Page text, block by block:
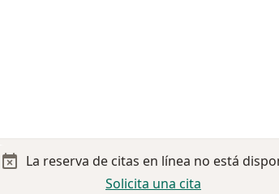
La reserva de citas en línea no está
Solicita una cita